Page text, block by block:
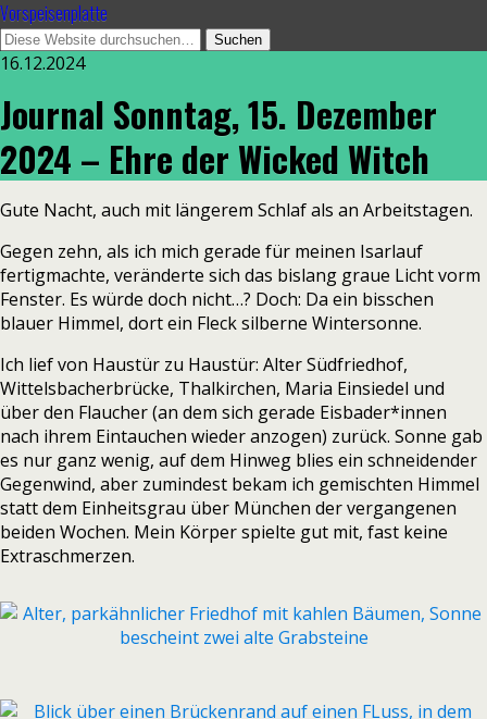
Vorspeisenplatte
16.12.2024
Journal Sonntag, 15. Dezember
2024 – Ehre der Wicked Witch
Gute Nacht, auch mit längerem Schlaf als an Arbeitstagen.
Gegen zehn, als ich mich gerade für meinen Isarlauf
fertigmachte, veränderte sich das bislang graue Licht vorm
Fenster. Es würde doch nicht…? Doch: Da ein bisschen
blauer Himmel, dort ein Fleck silberne Wintersonne.
Ich lief von Haustür zu Haustür: Alter Südfriedhof,
Wittelsbacherbrücke, Thalkirchen, Maria Einsiedel und
über den Flaucher (an dem sich gerade Eisbader*innen
nach ihrem Eintauchen wieder anzogen) zurück. Sonne gab
es nur ganz wenig, auf dem Hinweg blies ein schneidender
Gegenwind, aber zumindest bekam ich gemischten Himmel
statt dem Einheitsgrau über München der vergangenen
beiden Wochen. Mein Körper spielte gut mit, fast keine
Extraschmerzen.